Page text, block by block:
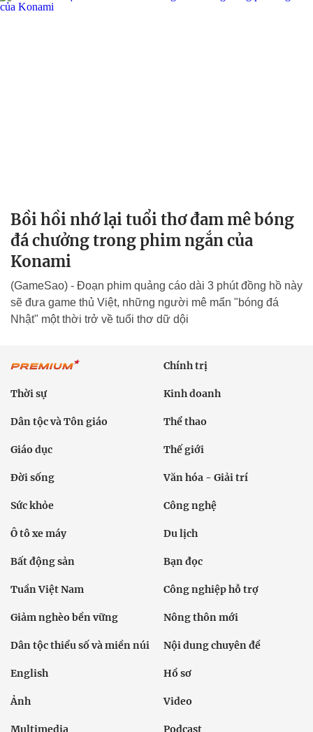
Bồi hồi nhớ lại tuổi thơ đam mê bóng
đá chưởng trong phim ngắn của
Konami
(GameSao) - Đoạn phim quảng cáo dài 3 phút đồng hồ này
sẽ đưa game thủ Việt, những người mê mẩn "bóng đá
Nhật" một thời trở về tuổi thơ dữ dội
Chính trị
Thời sự Kinh doanh
Dân tộc và Tôn giáo Thể thao
Giáo dục Thế giới
Đời sống Văn hóa - Giải trí
Sức khỏe Công nghệ
Ô tô xe máy Du lịch
Bất động sản Bạn đọc
Tuần Việt Nam Công nghiệp hỗ trợ
Giảm nghèo bền vững Nông thôn mới
Dân tộc thiểu số và miền núi Nội dung chuyên đề
English Hồ sơ
Ảnh Video